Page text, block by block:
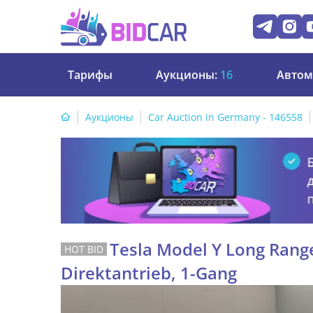
Тарифы Аукционы: 16
Аукционы Car Auction in Germany - 146558
Tesla Model Y Long
Direktantrieb, 1-Gang